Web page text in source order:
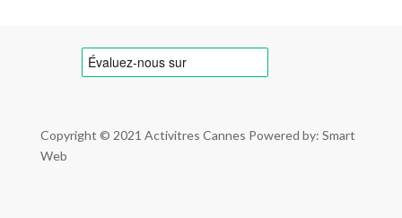
Copyright © 2021 Activitres Cannes Powered by: Smart
Web